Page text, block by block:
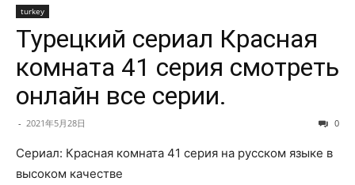
turkey
Турецкий сериал Красная
комната 41 серия смотреть
онлайн все серии.
- 2021年5月28日 0
Сериал: Красная комната 41 серия на русском языке в
высоком качестве